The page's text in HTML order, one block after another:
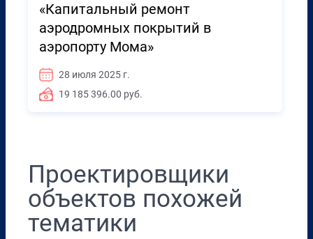
«Капитальный ремонт
аэродромных покрытий в
аэропорту Мома»
28 июля 2025 г.
19 185 396.00 руб.
Проектировщики
объектов похожей
тематики